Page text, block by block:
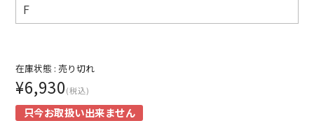
HAT & CAP
SHOES
BAG & WALLET
在庫状態 : 売り切れ
¥6,930(税込)
只今お取扱い出来ません